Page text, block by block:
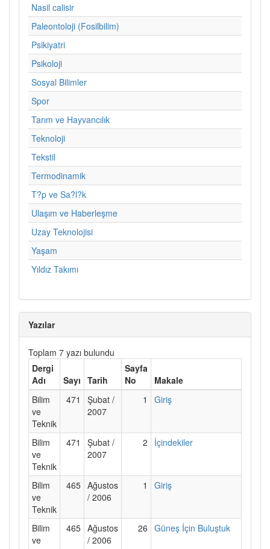
Nasil calisir
Paleontoloji (Fosilbilim)
Psikiyatri
Psikoloji
Sosyal Bilimler
Spor
Tarım ve Hayvancılık
Teknoloji
Tekstil
Termodinamik
T?p ve Sa?l?k
Ulaşım ve Haberleşme
Uzay Teknolojisi
Yaşam
Yıldız Takımı
Yazılar
Toplam 7 yazı bulundu
Dergi
Adı
Sayı Tarih
Sayfa
No
Makale
Bilim
ve
Teknik
471
Şubat /
2007
1 Giriş
Bilim
ve
Teknik
471
Şubat /
2007
2 İçindekiler
Bilim
ve
Teknik
465 Ağustos
/ 2006
1 Giriş
Bilim
ve
465 Ağustos
/ 2006
26 Güneş İçin Buluştuk